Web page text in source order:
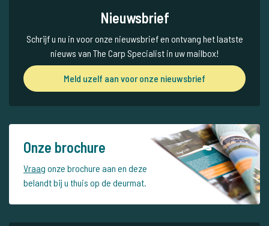
Nieuwsbrief
Schrijf u nu in voor onze nieuwsbrief en ontvang het laatste
nieuws van The Carp Specialist in uw mailbox!
Meld uzelf aan voor onze nieuwsbrief
Onze brochure
Vraag onze brochure aan en deze
belandt bij u thuis op de deurmat.